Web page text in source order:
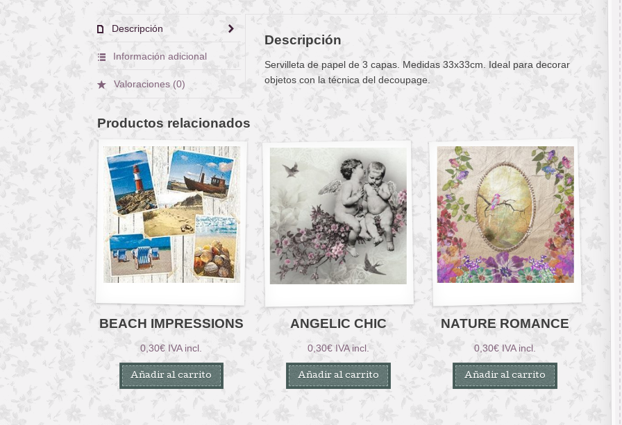
Descripción
Información adicional
Valoraciones (0)
Descripción
Servilleta de papel de 3 capas. Medidas 33x33cm. Ideal para decorar
objetos con la técnica del decoupage.
Productos relacionados
BEACH IMPRESSIONS
0,30€ IVA incl.
Añadir al carrito
ANGELIC CHIC
0,30€ IVA incl.
Añadir al carrito
NATURE ROMANCE
0,30€ IVA incl.
Añadir al carrito